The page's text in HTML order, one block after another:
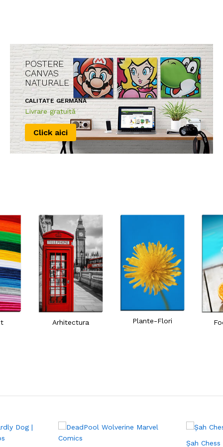
POSTERE
CANVAS
NATURALE
CALITATE GERMANĂ
Livrare gratuită
Click aici
Arhitectura Plante-Flori
Șah